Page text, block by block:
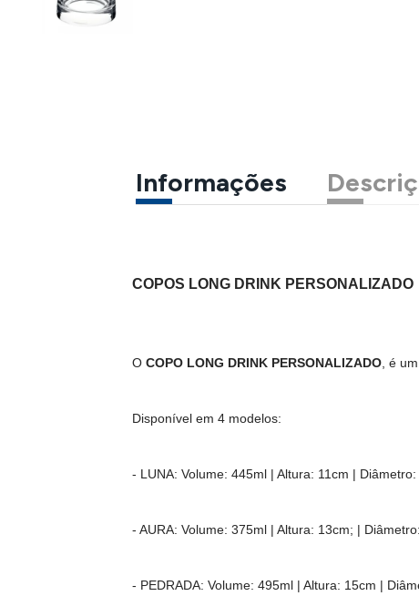
Informações
COPOS LONG DRINK PERSONALIZADO
OCOPO LONG DRINK PERSONALIZADO , é
Disponível em 4 modelos:
- LUNA: Volume: 445ml | Altura: 11cm | Diâmetro:
- AURA: Volume: 375ml | Altura: 13cm; |
- PEDRADA: Volume: 495ml | Altura: 15cm |